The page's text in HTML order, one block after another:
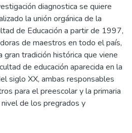
diagnostica se quiere
la unión orgánica de la
de Educación a partir de 1997,
de maestros en todo el país,
gran tradición histórica que viene
de educación aparecida en la
siglo XX, ambas responsables
para el preescolar y la primaria
de los pregrados y